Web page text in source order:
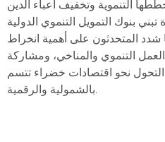
التنموية وتخفيف أعباء الدين
بنوك التمويل التنموي الدولية
المتحدثون على أهمية انخراط
التنموي والمناخي، ومشاركة
نحو اقتصادات خضراء تتسم
بالشمولية والرقمية.